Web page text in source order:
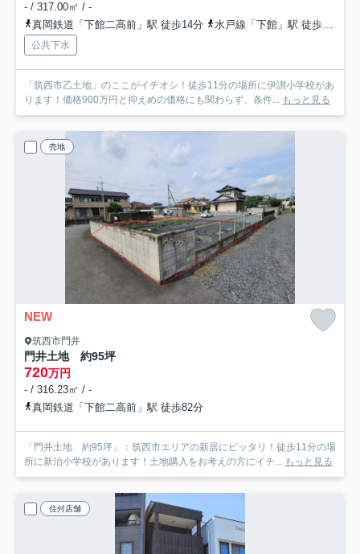
- / 317.00㎡ / -
真岡鉄道「下館二高前」駅 徒歩14分
水戸線「下館」駅 徒歩21分
公共下水
「筑西市乙土地」のここがイチオシ！徒歩11分の場所に伊讃小学校があ
ります！価格900万円と抑えめの価格にも関わらず、条件... もっと見る
売地
NEW
筑西市門井
門井土地 約95坪
720万円
- / 316.23㎡ / -
真岡鉄道「下館二高前」駅 徒歩82分
「門井土地 約95坪」：筑西市エリアの新居にピッタリ！徒歩11分の場
所に新治小学校があります！土地購入をお考えの方にイチ... もっと見る
住付店舗